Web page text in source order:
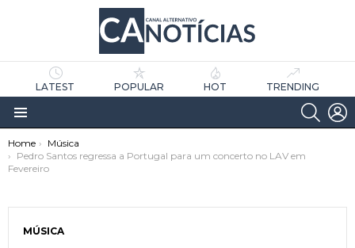
LATEST POPULAR HOT TRENDING
Menu
You are here:
Home
Música
Pedro Santos regressa a Portugal para um concerto no LAV em
Fevereiro
MÚSICA